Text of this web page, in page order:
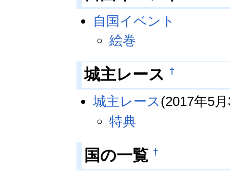
自国イベント
絵巻
城主レース †
城主レース(2017年5
特典
国の一覧 †